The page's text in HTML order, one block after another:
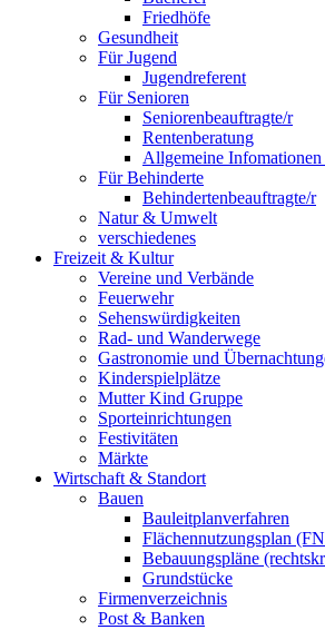
Friedhöfe
Gesundheit
Für Jugend
Jugendreferent
Für Senioren
Seniorenbeauftragte/r
Rentenberatung
Allgemeine
Für Behinderte
Behindertenbeauftragte/r
Natur & Umwelt
verschiedenes
Freizeit & Kultur
Vereine und Verbände
Feuerwehr
Sehenswürdigkeiten
Rad- und Wanderwege
Gastronomie und
Kinderspielplätze
Mutter Kind Gruppe
Sporteinrichtungen
Festivitäten
Märkte
Wirtschaft & Standort
Bauen
Bauleitplanverfahren
Flächennutzungsplan
Bebauungspläne
Grundstücke
Firmenverzeichnis
Post & Banken